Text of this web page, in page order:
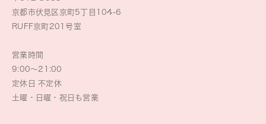
京都市伏見区京町5丁目104-6
RUFF京町201号室
営業時間
9:00～21:00
定休日 不定休
土曜・日曜・祝日も営業